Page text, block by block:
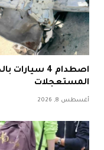
اصطدام 4
المستعجلات
أغسطس 8, 2026